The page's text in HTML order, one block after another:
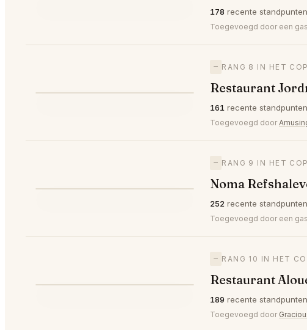
178 recente standpunten
Toegevoegd door een
— RANG 8 IN HET
Restaurant
161 recente standpunten
Toegevoegd door
— RANG 9 IN HET
Noma
252 recente standpunten
Toegevoegd door een
— RANG 10 IN HET
Restaurant
189 recente standpunten
Toegevoegd door